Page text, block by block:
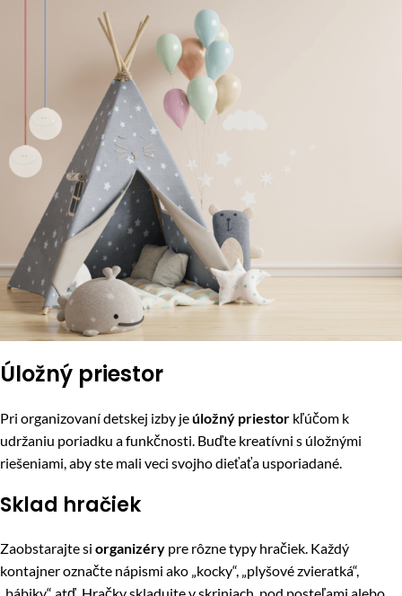
Úložný priestor
Pri organizovaní detskej izby jeúložný priestor kľúčom k
udržaniu poriadku a funkčnosti. Buďte kreatívni s úložnými
riešeniami, aby ste mali veci svojho dieťaťa usporiadané.
Sklad hračiek
Zaobstarajte si organizéry pre rôzne typy hračiek. Každý
kontajner označte nápismi ako „kocky“, „plyšové zvieratká“,